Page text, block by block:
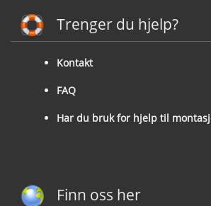
Trenger du hjelp?
Kontakt
FAQ
Har du bruk for hjelp til
Finn oss her